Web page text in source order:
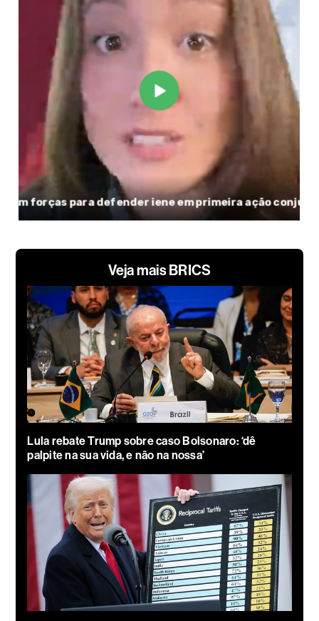
Veja mais BRICS
Lula rebate Trump sobre caso Bolsonaro: ‘dê
palpite na sua vida, e não na nossa’